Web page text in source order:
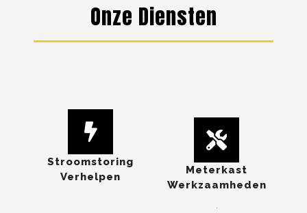
Onze Diensten
Stroomstoring
Verhelpen
Meterkast
Werkzaamheden